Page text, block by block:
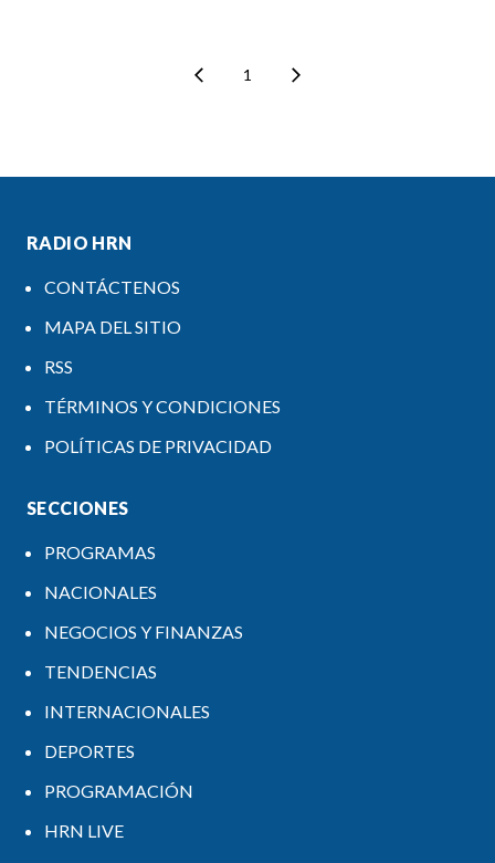
1
RADIO HRN
CONTÁCTENOS
MAPA DEL SITIO
RSS
TÉRMINOS Y CONDICIONES
POLÍTICAS DE PRIVACIDAD
SECCIONES
PROGRAMAS
NACIONALES
NEGOCIOS Y FINANZAS
TENDENCIAS
INTERNACIONALES
DEPORTES
PROGRAMACIÓN
HRN LIVE